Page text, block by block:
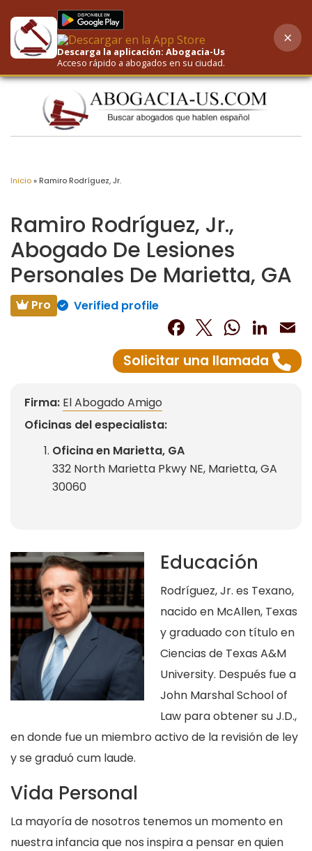
AI-Powered Search
Inicio» Ramiro Rodríguez, Jr.
Ramiro Rodríguez, Jr.,
Abogado De Lesiones
Personales De Marietta, GA
Pro Verified profile
Facebook
Twitter
Solicitar una llamada
Firma: El Abogado Amigo
Oficinas del especialista:
Oficina en Marietta, GA
332 North Marietta Pkwy NE, Marietta, GA
30060
Educación
Rodríguez, Jr. es Texano,
nacido en McAllen, Texas
y graduado con título en
Ciencias de Texas A&M
University. Después fue a
John Marshal School of
Law para obtener su J.D.,
en donde fue un miembro activo de la revisión de ley
y se graduó cum laude.
Vida Personal
La mayoría de nosotros tenemos un momento en
nuestra infancia que nos inspira a pensar en quien
Descarga la aplicación: Abogacia-Us
Acceso rápido a abogados en su ciudad.
×